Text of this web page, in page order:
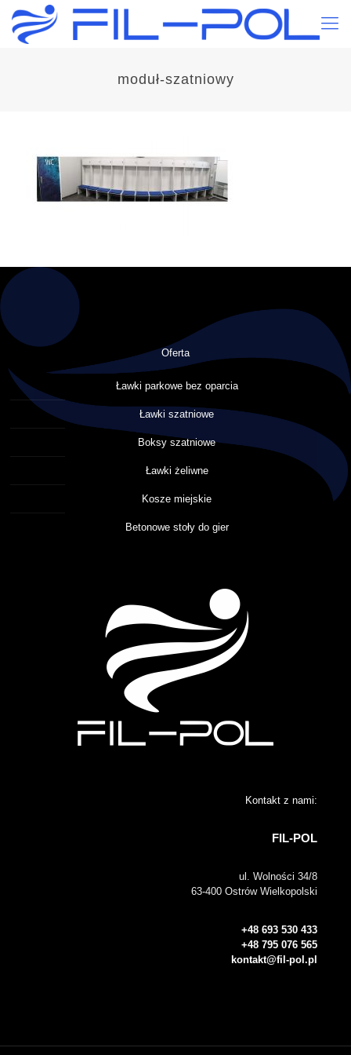
moduł-szatniowy
Oferta
Ławki parkowe bez oparcia
Ławki szatniowe
Boksy szatniowe
Ławki żeliwne
Kosze miejskie
Betonowe stoły do gier
Kontakt z nami:
FIL-POL
ul. Wolności 34/8
63-400 Ostrów Wielkopolski
+48 693 530 433
+48 795 076 565
kontakt@fil-pol.pl